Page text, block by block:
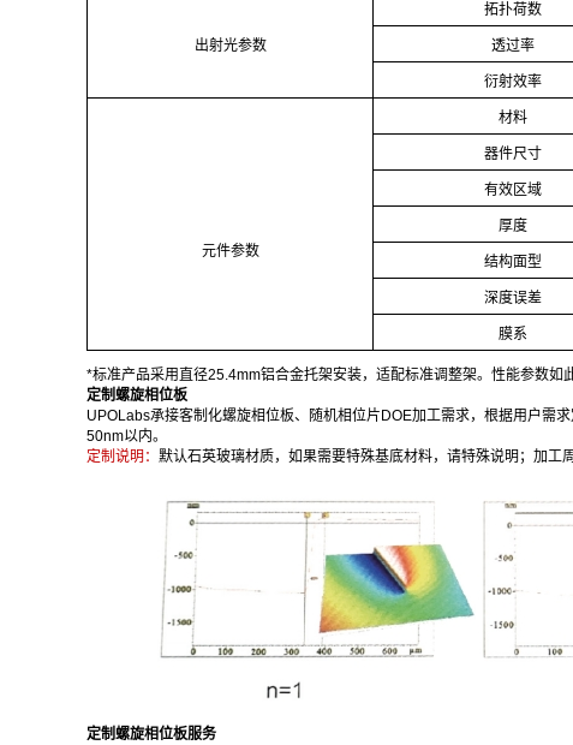
出射光参数
拓扑荷数
透过率
衍射效率
元件参数
材料
器件尺寸
有效区域
厚度
结构面型
深度误差
膜系
*标准产品采用直径25.4mm铝合金托架安装，适配标准调整架。性能参数
定制螺旋相位板
UPOLabs承接客制化螺旋相位板、随机相位片DOE加工需求，根据用户需
50nm以内。
定制说明： 默认石英玻璃材质，如果需要特殊基底材料，请特殊说明；加工
定制螺旋相位板服务